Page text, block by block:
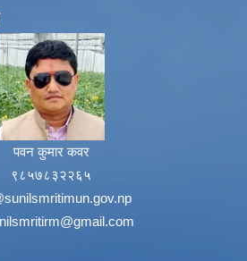
पवन कुमार कवर
९८५७८३२२६५